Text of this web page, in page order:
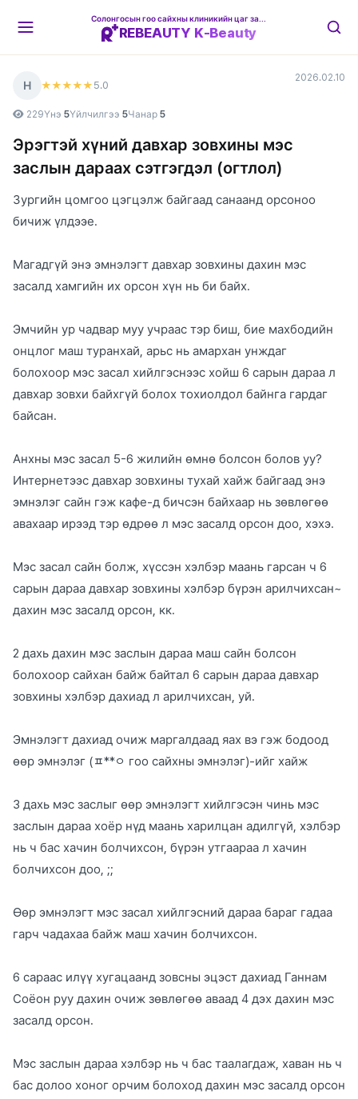
REBEAUTY K-Beauty
Н ★★★★★ 5.0
2026.02.10
229Үнэ 5Үйлчилгээ 5Чанар 5
Эрэгтэй хүний давхар зовхины мэс
заслын дараах сэтгэгдэл (огтлол)
Зургийн цомгоо цэгцэлж байгаад санаанд орсоноо
бичиж үлдээе.
Магадгүй энэ эмнэлэгт давхар зовхины дахин мэс
засалд хамгийн их орсон хүн нь би байх.
Эмчийн ур чадвар муу учраас тэр биш, бие махбодийн
онцлог маш туранхай, арьс нь амархан унждаг
болохоор мэс засал хийлгэснээс хойш 6 сарын дараа л
давхар зовхи байхгүй болох тохиолдол байнга гардаг
байсан.
Анхны мэс засал 5-6 жилийн өмнө болсон болов уу?
Интернетээс давхар зовхины тухай хайж байгаад энэ
эмнэлэг сайн гэж кафе-д бичсэн байхаар нь зөвлөгөө
авахаар ирээд тэр өдрөө л мэс засалд орсон доо, хэхэ.
Мэс засал сайн болж, хүссэн хэлбэр маань гарсан ч 6
сарын дараа давхар зовхины хэлбэр бүрэн арилчихсан~
дахин мэс засалд орсон, кк.
2 дахь дахин мэс заслын дараа маш сайн болсон
болохоор сайхан байж байтал 6 сарын дараа давхар
зовхины хэлбэр дахиад л арилчихсан, уй.
Эмнэлэгт дахиад очиж маргалдаад яах вэ гэж бодоод
өөр эмнэлэг (ㅍ**ㅇ гоо сайхны эмнэлэг)-ийг хайж
3 дахь мэс заслыг өөр эмнэлэгт хийлгэсэн чинь мэс
заслын дараа хоёр нүд маань харилцан адилгүй, хэлбэр
нь ч бас хачин болчихсон, бүрэн утгаараа л хачин
болчихсон доо, ;;
Өөр эмнэлэгт мэс засал хийлгэсний дараа бараг гадаа
гарч чадахаа байж маш хачин болчихсон.
6 сараас илүү хугацаанд зовсны эцэст дахиад Ганнам
Соёон руу дахин очиж зөвлөгөө аваад 4 дэх дахин мэс
засалд орсон.
Мэс заслын дараа хэлбэр нь ч бас таалагдаж, хаван нь ч
бас долоо хоног орчим болоход дахин мэс засалд орсон